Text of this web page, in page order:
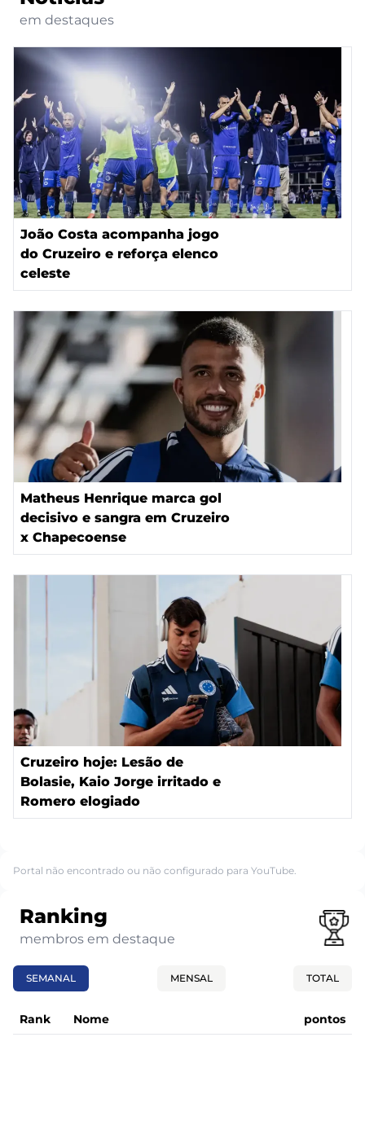
em destaques
João Costa acompanha jogo
do Cruzeiro e reforça elenco
celeste
Matheus Henrique marca gol
decisivo e sangra em Cruzeiro
x Chapecoense
Cruzeiro hoje: Lesão de
Bolasie, Kaio Jorge irritado e
Romero elogiado
Portal não encontrado ou não configurado para YouTube.
Ranking
membros em destaque
SEMANAL MENSAL TOTAL
Rank Nome pontos